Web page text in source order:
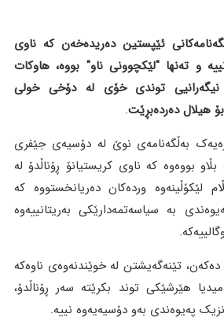
ئێپستین دەریدەخەن کە ناوی
و تەنها "لێکچوونی ناو" بووە، هاوکات
نیگەرانیی توندی خۆی لە دۆخی خولی
هیلال دەردەبڕێت.
بەڵگەنامەی نوێ لە دۆسیەی جێفری
بووەوە کە ناوی کریستیانۆ ڕۆناڵدۆ لە
لێکۆڵینەوە وردەکان دەریانخستووە کە
بە سیاسەتمەدارێکی بەریتانییەوە
دەکەن، تێنەگەیشتن لە خوێندنەوەی ناوەکە
هێرشێکی توند بکرێتە سەر ڕۆناڵدۆ،
نزیک پەیوەندی بەو دۆسیەیەوە نییە.